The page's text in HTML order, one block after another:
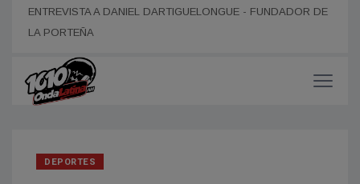
ENTREVISTA A DANIEL DARTIGUELONGUE - FUNDADOR DE
LA PORTEÑA
DEPORTES